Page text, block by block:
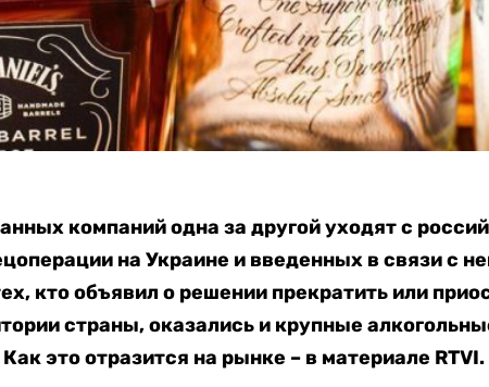
компаний одна за другой уходят с
на Украине и введенных в связи с
кто объявил о решении прекратить или
страны, оказались и крупные
это отразится на рынке – в материале RTVI.